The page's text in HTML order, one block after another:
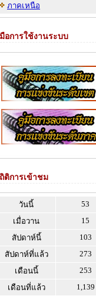
ภาคเหนือ
อการใช้งานระบบ
ติการเข้าชม
วันนี้
53
เมื่อวาน
15
สัปดาห์นี้
103
สัปดาห์ที่แล้ว
273
เดือนนี้
253
เดือนที่แล้ว
1,139